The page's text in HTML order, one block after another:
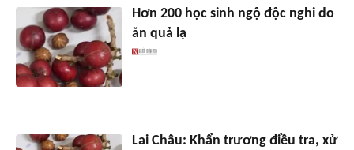
Hơn 200 học sinh ngộ độc nghi do
ăn quả lạ
Lai Châu: Khẩn trương điều tra, xử